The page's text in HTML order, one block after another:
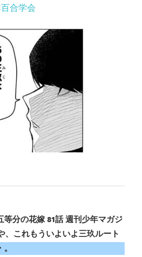
合学会
等分の花嫁 81話 週刊少年マガジ
、これもういよいよ三玖ルート